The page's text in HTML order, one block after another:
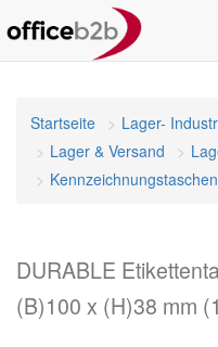
Startseite
Lager-
Lager & Versand
Kennzeichnungstaschen
DURABLE
(B)100 x (H)38 mm